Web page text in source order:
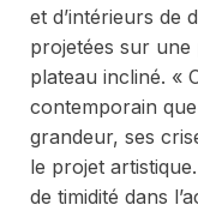
et d’intérieurs de
projetées sur
plateau incliné. «
contemporain
grandeur, ses
le projet
de timidité dans